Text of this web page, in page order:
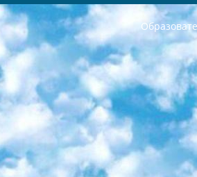
РЕСПУБЛИКА УЗБЕКИСТАН МИНИСТРЕРСТВО ДОШКОЛЬНОГО И ШКОЛЬНОГО ОБРАЗОВАНИЯ КОМАНДА в общеобразовательных учреждениях в 2023-2024 учебном году организация и проведение итоговой государственной аттестации обучающихся о Министра дошкольного и школьного образования Республики Узбекистан от 4 марта 2008 года (постановлением Минюста от 20 марта 2008 года № 1778 государственной регистрации) «Итоговое состояние учащихся общего среднего образования на основании положения об утверждении положения об аттестации общего среднего образования выпускной экзамен студентов в образовательных учреждениях в 2023-2024 учебном году В целях организации и прохождения аттестации приказываю: 1. Следующее: перечень предметов, по которым будет проводиться итоговая государственная аттестация и экзамен формы перевода